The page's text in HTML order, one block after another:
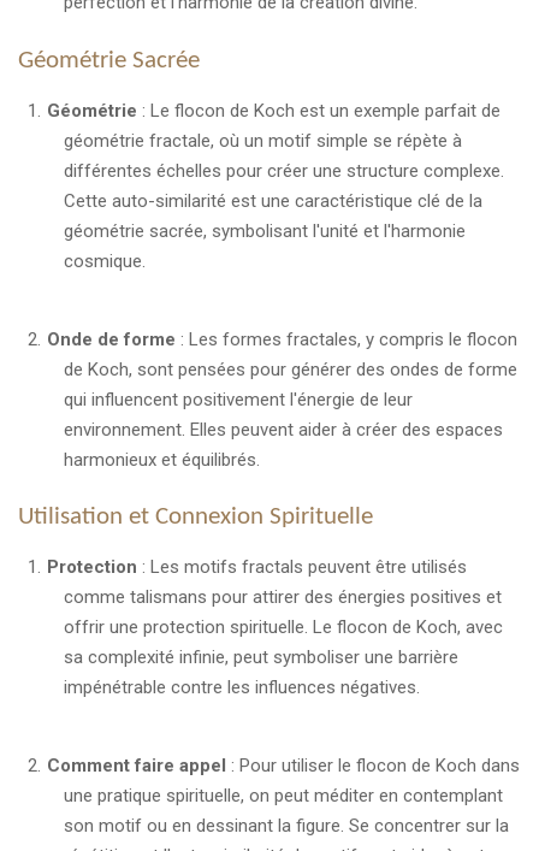
Géométrie Sacrée
Géométrie : Le flocon de Koch est un exemple parfait de
géométrie fractale, où un motif simple se répète à
différentes échelles pour créer une structure complexe.
Cette auto-similarité est une caractéristique clé de la
géométrie sacrée, symbolisant l'unité et l'harmonie
cosmique.
Onde de forme : Les formes fractales, y compris le flocon
de Koch, sont pensées pour générer des ondes de forme
qui influencent positivement l'énergie de leur
environnement. Elles peuvent aider à créer des espaces
harmonieux et équilibrés.
Utilisation et Connexion Spirituelle
Protection : Les motifs fractals peuvent être utilisés
comme talismans pour attirer des énergies positives et
offrir une protection spirituelle. Le flocon de Koch, avec
sa complexité infinie, peut symboliser une barrière
impénétrable contre les influences négatives.
Comment faire appel : Pour utiliser le flocon de Koch dans
une pratique spirituelle, on peut méditer en contemplant
son motif ou en dessinant la figure. Se concentrer sur la